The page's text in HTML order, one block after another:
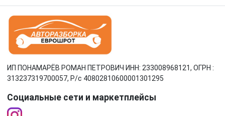
ИП ПОНАМАРЁВ РОМАН ПЕТРОВИЧ ИНН: 233008968121, ОГРН :
313237319700057, Р/c 40802810600001301295
Социальные сети и маркетплейсы